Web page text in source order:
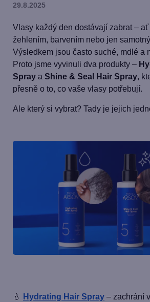
29.8.2025
Vlasy každý den dostávají zabrat –
žehlením, barvením nebo jen
Výsledkem jsou často suché, mdlé a
Proto jsme vyvinuli dva produkty –
Spray a Shine & Seal Hair Spray,
přesně o to, co vaše vlasy potřebují.
Ale který si vybrat? Tady je jejich
💧 Hydrating Hair Spray – zachrání